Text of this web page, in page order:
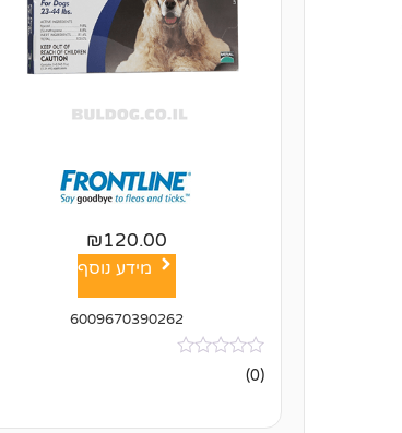
₪120.00
מידע נוסף
6009670390262
אין
ביקורות
(0)